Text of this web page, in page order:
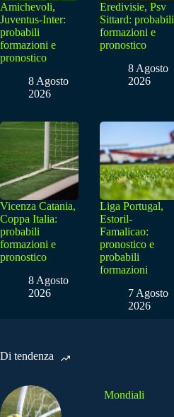
Amichevoli,
Juventus-Inter:
probabili
formazioni e
pronostico
8 Agosto
2026
Eredivisie, Psv
Sittard: probabili
formazioni e
pronostico
8 Agosto
2026
Vicenza Catania,
Coppa Italia:
probabili
formazioni e
pronostico
8 Agosto
2026
Liga Portugal,
Estoril-
Famalicao:
pronostico e
probabili
formazioni
7 Agosto
2026
Di tendenza
Mondiali